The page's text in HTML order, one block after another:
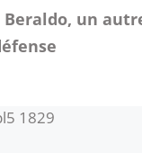
Beraldo, un